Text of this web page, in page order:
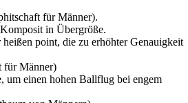
für Männer).
in Übergröße.
heißen point, die zu erhöhter Genauigkeit
für Männer)
um einen hohen Ballflug bei engem